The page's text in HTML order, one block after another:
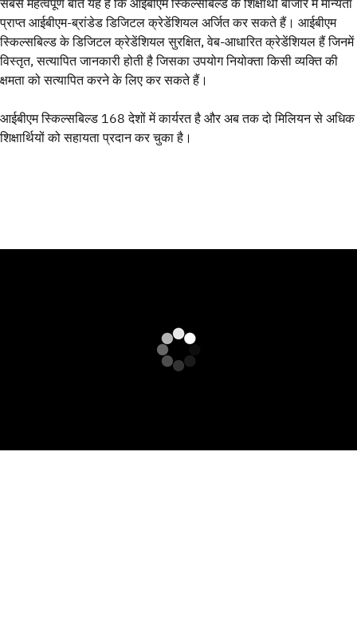
सबसे महत्वपूर्ण बात यह है कि आईबीएम स्किल्सबिल्ड के शिक्षार्थी बाजार में मान्यता
प्राप्त आईबीएम-ब्रांडेड डिजिटल क्रेडेंशियल अर्जित कर सकते हैं। आईबीएम
स्किल्सबिल्ड के डिजिटल क्रेडेंशियल सुरक्षित, वेब-आधारित क्रेडेंशियल हैं जिनमें
विस्तृत, सत्यापित जानकारी होती है जिसका उपयोग नियोक्ता किसी व्यक्ति की
क्षमता को सत्यापित करने के लिए कर सकते हैं।
आईबीएम स्किल्सबिल्ड 168 देशों में कार्यरत है और अब तक दो मिलियन से अधिक
शिक्षार्थियों को सहायता प्रदान कर चुका है।